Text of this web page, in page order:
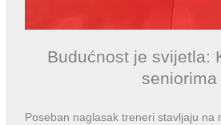
Budućnost je svijetla:
seniorima
Poseban naglasak treneri stavljaju na